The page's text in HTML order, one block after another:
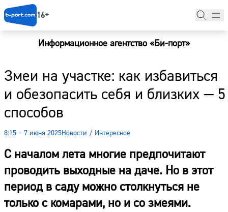
16+
Информационное агентство «Би-порт»
Змеи на участке: как избавиться
и обезопасить себя и близких — 5
способов
8:15 – 7 июня 2025Новости / Интересное
С началом лета многие предпочитают
проводить выходные на даче. Но в этот
период в саду можно столкнуться не
только с комарами, но и со змеями.
Новости
Наши гости
Фоторепортажи
Погода
Курсы валют